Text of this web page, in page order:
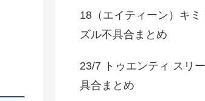
18（エイティーン）キ
ズル不具合まとめ
23/7 トゥエンティ スリ
具合まとめ